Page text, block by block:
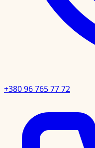
+380 96 765 77 72